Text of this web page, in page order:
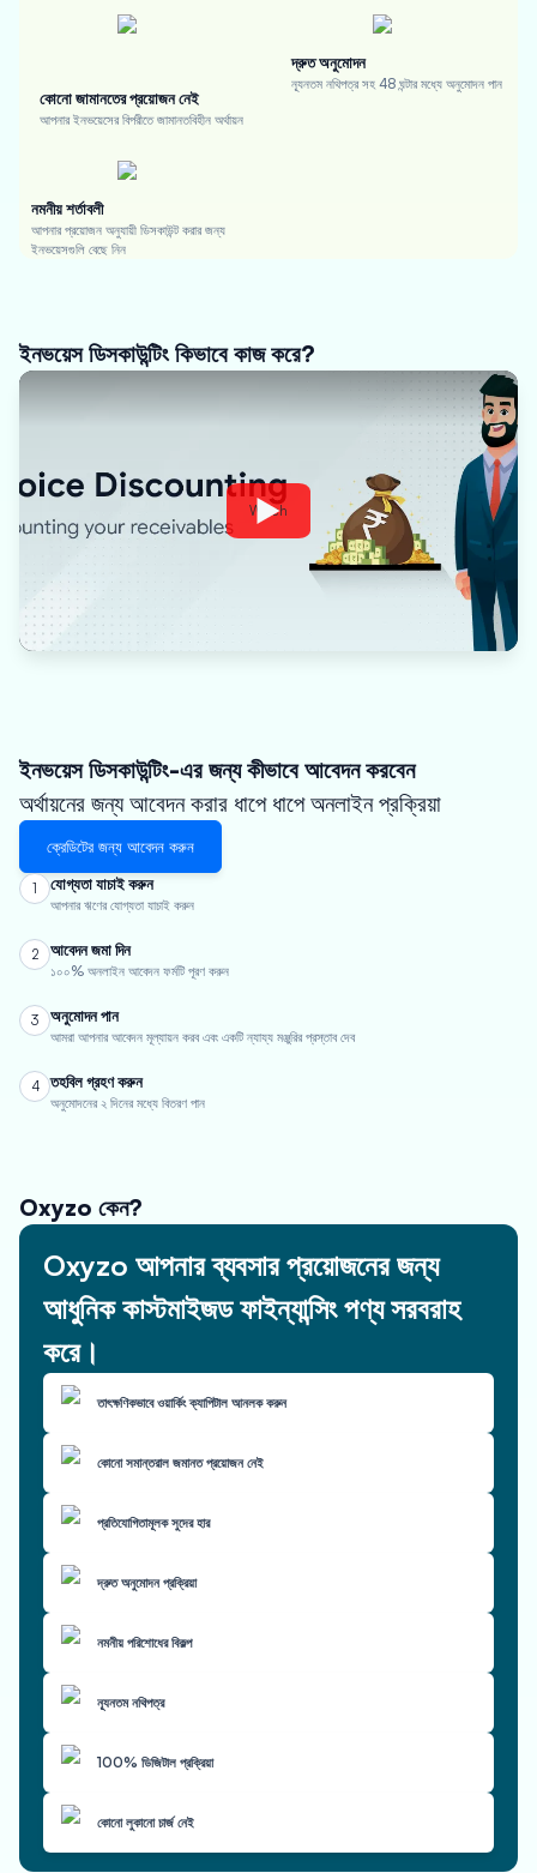
কোনো জামানতের প্রয়োজন নেই
আপনার ইনভয়েসের বিপরীতে জামানতবিহীন অর্থায়ন
দ্রুত অনুমোদন
ন্যূনতম নথিপত্র সহ 48 ঘন্টার মধ্যে অনুমোদন পান
নমনীয় শর্তাবলী
আপনার প্রয়োজন অনুযায়ী ডিসকাউন্ট করার জন্য
ইনভয়েসগুলি বেছে নিন
ইনভয়েস ডিসকাউন্টিং কিভাবে কাজ করে?
Watch
ইনভয়েস ডিসকাউন্টিং-এর জন্য কীভাবে আবেদন করবেন
অর্থায়নের জন্য আবেদন করার ধাপে ধাপে অনলাইন প্রক্রিয়া
ক্রেডিটের জন্য আবেদন করুন
1 যোগ্যতা যাচাই করুন
আপনার ঋণের যোগ্যতা যাচাই করুন
2 আবেদন জমা দিন
১০০% অনলাইন আবেদন ফর্মটি পূরণ করুন
3 অনুমোদন পান
আমরা আপনার আবেদন মূল্যায়ন করব এবং একটি ন্যায্য মঞ্জুরির প্রস্তাব দেব
4 তহবিল গ্রহণ করুন
অনুমোদনের ২ দিনের মধ্যে বিতরণ পান
Oxyzo কেন?
Oxyzo আপনার ব্যবসার প্রয়োজনের জন্য
আধুনিক কাস্টমাইজড ফাইন্যান্সিং পণ্য সরবরাহ
করে।
তাৎক্ষণিকভাবে ওয়ার্কিং ক্যাপিটাল আনলক করুন
কোনো সমান্তরাল জমানত প্রয়োজন নেই
প্রতিযোগিতামূলক সুদের হার
দ্রুত অনুমোদন প্রক্রিয়া
নমনীয় পরিশোধের বিকল্প
ন্যূনতম নথিপত্র
100% ডিজিটাল প্রক্রিয়া
কোনো লুকানো চার্জ নেই